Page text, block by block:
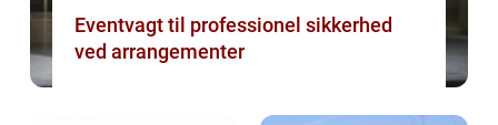
Eventvagt til professionel sikkerhed
ved arrangementer